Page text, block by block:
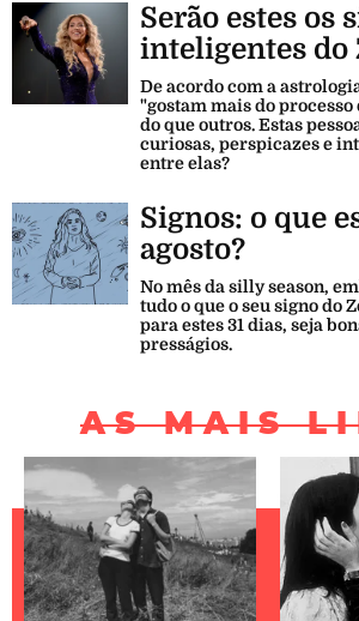
Serão estes os
inteligentes do
De acordo com a
"gostam mais do
do que outros. Estas
curiosas, perspicazes e
entre elas?
Signos: o que
agosto?
No mês da silly season,
tudo o que o seu signo do
para estes 31 dias, seja
presságios.
AS MAIS